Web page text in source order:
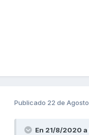
Publicado 22 de
En 21/8/2020 a